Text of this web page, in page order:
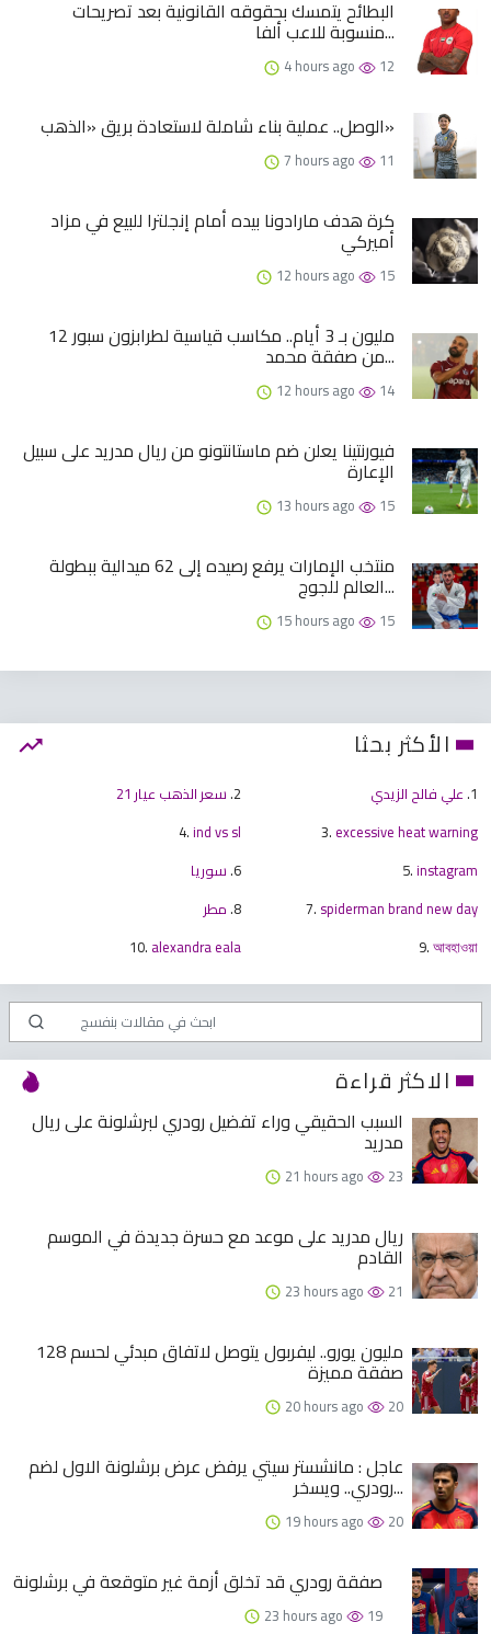
البطائح يتمسك بحقوقه القانونية بعد تصريحات
منسوبة للاعب ألفا...
4 hours ago 12
الوصل.. عملية بناء شاملة لاستعادة بريق «الذهب»
7 hours ago 11
كرة هدف مارادونا بيده أمام إنجلترا للبيع في مزاد
أميركي
12 hours ago 15
12 مليون بـ 3 أيام.. مكاسب قياسية لطرابزون سبور
من صفقة محمد...
12 hours ago 14
فيورنتينا يعلن ضم ماستانتونو من ريال مدريد على سبيل
الإعارة
13 hours ago 15
منتخب الإمارات يرفع رصيده إلى 62 ميدالية ببطولة
العالم للجوج...
15 hours ago 15
الأكثر بحثا
1. علي فالح الزيدي 2. سعر الذهب عيار 21
3. excessive heat warning
4.ind vs sl
5.instagram
6. سوريا
7. spiderman brand new day
8. مطر
9.আবহাওয়া
10. alexandra eala
الاكثر قراءة
السبب الحقيقي وراء تفضيل رودري لبرشلونة على ريال
مدريد
21 hours ago 23
ريال مدريد على موعد مع حسرة جديدة في الموسم
القادم
23 hours ago 21
128 مليون يورو.. ليفربول يتوصل لاتفاق مبدئي لحسم
صفقة مميزة
20 hours ago 20
عاجل : مانشستر سيتي يرفض عرض برشلونة الاول لضم
رودري.. ويسخر...
19 hours ago 20
صفقة رودري قد تخلق أزمة غير متوقعة في برشلونة
23 hours ago 19